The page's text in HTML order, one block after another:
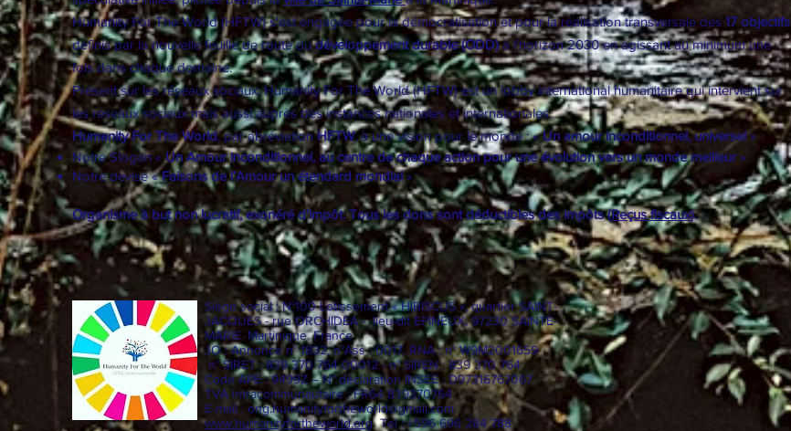
Humanity For The World (HFTW) s'est engagée pour la démocratisation et pour la réalisation transversale des 17 objectifs
définis par la nouvelle feuille de route dudéveloppement durable (ODD)à l’horizon 2030 en agissant au minimum une
fois dans chaque domaine.
Présent sur les réseaux sociaux, Humanity For The World (HFTW) est unlobby internationalhumanitaire qui intervient sur
les réseaux sociaux mais aussi auprès des instances nationales et internationales.
Humanity For The World, par abréviationHFTW, à une vision pour le monde : «Un amour inconditionnel, universel»
Notre Slogan «Un Amour inconditionnel, au centre de chaque action pour une évolution vers un monde meilleur»
Notre devise «Faisons de l’Amour un étendard mondial»
Organisme à but non lucratif, exonéré d'impôt. Tous les dons sont déductibles des impôts (Reçus fiscaux).
Siège social : N°100 Lotissement « HIBISCUS », quartier SAINT-
JACQUES - rue ORCHIDEA - lieu-dit EPINEUX, 97230 SAINTE-
MARIE. Martinique. France
JO : Annonce n° 1832, n°Ass : 0017, RNA : n° W9M2001659
n° SIRET : 839 370 764 00012 - n° SIREN : 839 370 764
Code APE : 9499Z – N° déclaration INSEE : D97316767067
TVA intracommunautaire : FR64 839370764
E-mail : ong.humanityfortheworld@gmail.com
www.humanityfortheworld.orgTel : +596 696 284 788